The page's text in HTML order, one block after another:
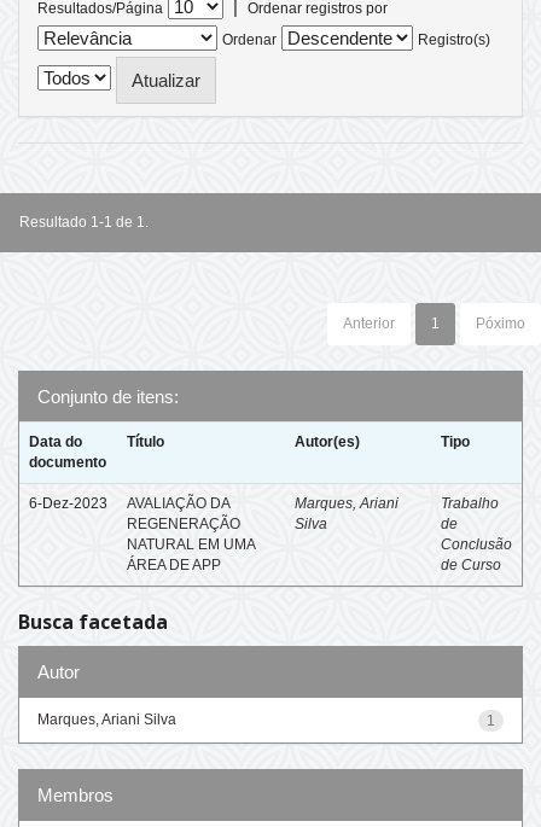
Resultados/Página |
Ordenar registros por
Ordenar
Registro(s)
Resultado 1-1 de 1.
Anterior 1 Póximo
Conjunto de itens:
Data do
documento
Título Autor(es) Tipo
6-Dez-2023
AVALIAÇÃO DA
REGENERAÇÃO
NATURAL EM UMA
ÁREA DE APP
Marques, Ariani
Silva
Trabalho
de
Conclusão
de Curso
Busca facetada
Autor
1
Marques, Ariani Silva
Membros